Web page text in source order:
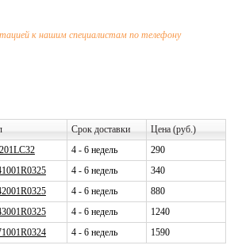
к нашим специалистам по телефону
Срок доставки
Цена (руб.)
4 - 6 недель
290
4 - 6 недель
340
4 - 6 недель
880
4 - 6 недель
1240
4 - 6 недель 1590